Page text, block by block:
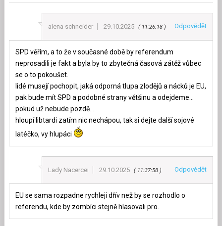
alena schneider 29.10.2025 11:26:18 Odpovědět
SPD věřím, a to že v současné době by referendum
neprosadili je fakt a byla by to zbytečná časová zátěž vůbec
se o to pokoušet.
lidé musejí pochopit, jaká odporná tlupa zlodějů a nácků je EU,
pak bude mít SPD a podobné strany většinu a odejdeme…
pokud už nebude pozdě…
hloupí libtardi zatím nic nechápou, tak si dejte další sojové
latéčko, vy hlupáci
Lady Nacercei 29.10.2025 11:37:58 Odpovědět
EU se sama rozpadne rychleji dřív než by se rozhodlo o
referendu, kde by zombíci stejně hlasovali pro.